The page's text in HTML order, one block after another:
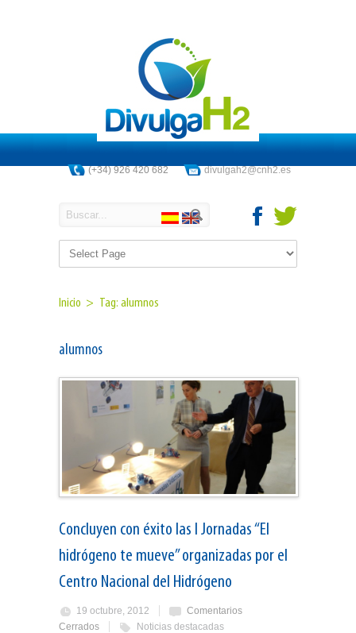
(+34) 926 420 682 divulgah2@cnh2.es
Inicio > Tag: alumnos
alumnos
Concluyen con éxito las I Jornadas “El
hidrógeno te mueve” organizadas por el
Centro Nacional del Hidrógeno
19 octubre, 2012
Comentarios
Cerrados
Noticias destacadas